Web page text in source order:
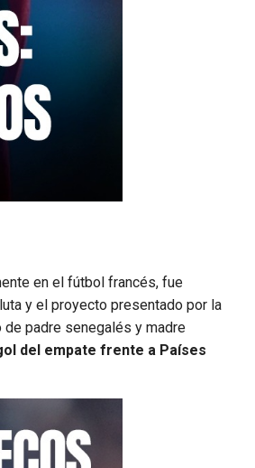
en el fútbol francés, fue
y el proyecto presentado por la
de padre senegalés y madre
del empate frente a Países